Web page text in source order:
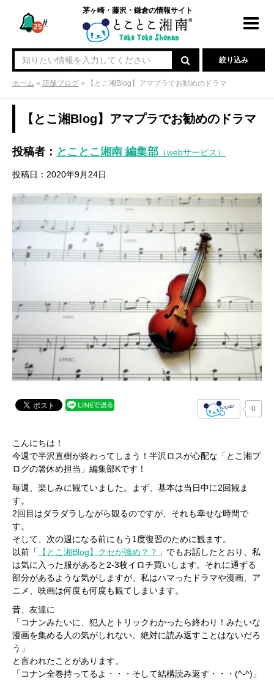
#
25
茅ヶ崎・藤沢・鎌倉の情報サイト
絞り込み
ホーム » 店舗ブログ » 【とこ湘Blog】アマプラでお勧めのドラマ
【とこ湘Blog】アマプラでお勧めのドラマ
投稿者： とことこ湘南 編集部 （webサービス）
投稿日：2020年9月24日
0
こんにちは！
今週で半沢直樹が終わってしまう！半沢ロスが心配な「とこ湘ブ
ログの箸休め担当」編集部Kです！
毎週、楽しみに観ていました。まず、基本は当日中に2回観ま
す。
2回目はダラダラしながら観るのですが、それも幸せな時間で
す。
そして、次の週になる前にもう1度復習のために観ます。
以前「
【とこ湘Blog】クセが強め？？ 」でもお話したとおり、私
は気に入った服があると2-3枚イロチ買いします。それに通ずる
部分があるような気がしますが、私はハマったドラマや漫画、ア
ニメ、映画は何度も何度も観てしまいます。
昔、友達に
「コナンみたいに、犯人とトリックわかったら終わり！みたいな
漫画を集める人の気がしれない。絶対に読み返すことはないだろ
う」
と言われたことがあります。
「コナン全巻持ってるよ・・・そして結構読み返す・・・(^-^)」